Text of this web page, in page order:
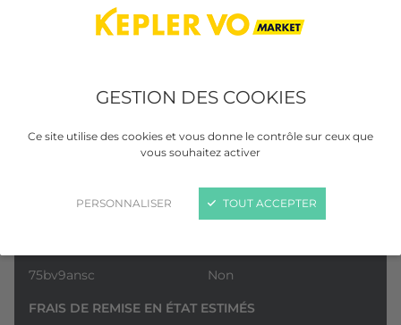
GESTION DES COOKIES
Ce site utilise des cookies et vous donne le contrôle sur ceux que
vous souhaitez activer
PERSONNALISER TOUT ACCEPTER
75bv9ansc
Non
FRAIS DE REMISE EN ÉTAT ESTIMÉS